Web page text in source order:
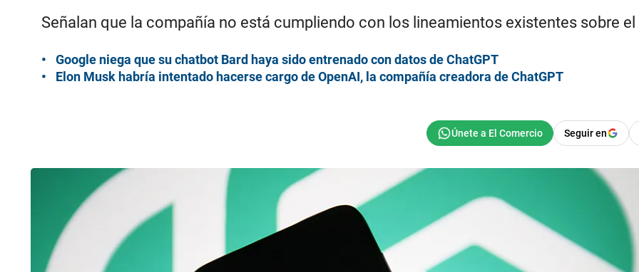
Señalan que la compañía no está cumpliendo con los lineamientos existentes sobre el
Google niega que su chatbot Bard haya sido entrenado con datos de ChatGPT
Elon Musk habría intentado hacerse cargo de OpenAI, la compañía creadora de ChatGPT
Seguir en